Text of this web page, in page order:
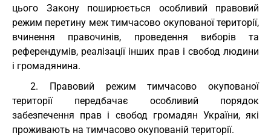
цього Закону поширюється особливий правовий
режим перетину меж тимчасово окупованої території,
вчинення правочинів, проведення виборів та
референдумів, реалізації інших прав і свобод людини
і громадянина.
2. Правовий режим тимчасово окупованої
території передбачає особливий порядок
забезпечення прав і свобод громадян України, які
проживають на тимчасово окупованій території.